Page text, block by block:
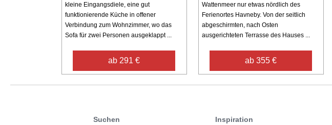
kleine Eingangsdiele, eine gut
funktionierende Küche in offener
Verbindung zum Wohnzimmer, wo das
Sofa für zwei Personen ausgeklappt ...
ab 291 €
Wattenmeer nur etwas nördlich des
Ferienortes Havneby. Von der seitlich
abgeschirmten, nach Osten
ausgerichteten Terrasse des Hauses ...
ab 355 €
Suchen Inspiration